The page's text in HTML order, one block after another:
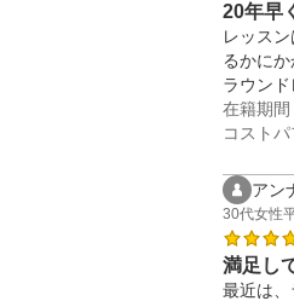
20年早
レッス
るかにか
ラウン
在籍期間
コスト
アン
30代女性
満足し
最近は、